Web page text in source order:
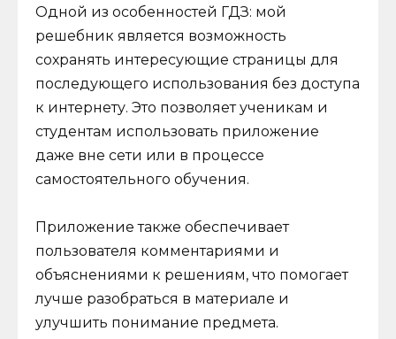
Одной из особенностей ГДЗ: мой
решебник является возможность
сохранять интересующие страницы для
последующего использования без доступа
к интернету. Это позволяет ученикам и
студентам использовать приложение
даже вне сети или в процессе
самостоятельного обучения.
Приложение также обеспечивает
пользователя комментариями и
объяснениями к решениям, что помогает
лучше разобраться в материале и
улучшить понимание предмета.